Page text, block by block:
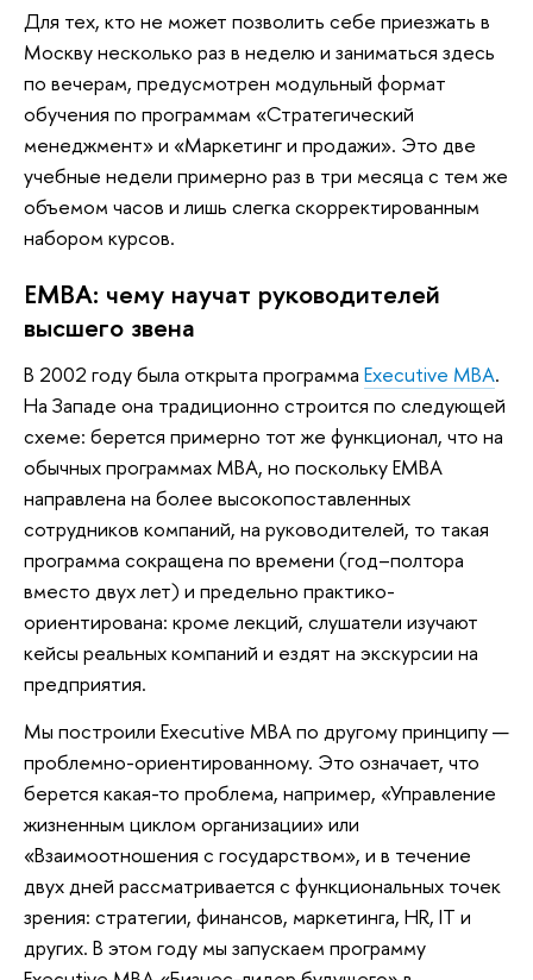
Для тех, кто не может позволить себе приезжать в
Москву несколько раз в неделю и заниматься здесь
по вечерам, предусмотрен модульный формат
обучения по программам «Стратегический
менеджмент» и «Маркетинг и продажи». Это две
учебные недели примерно раз в три месяца с тем же
объемом часов и лишь слегка скорректированным
набором курсов.
EMBA: чему научат руководителей
высшего звена
В 2002 году была открыта программа Executive MBA.
На Западе она традиционно строится по следующей
схеме: берется примерно тот же функционал, что на
обычных программах MBA, но поскольку EMBA
направлена на более высокопоставленных
сотрудников компаний, на руководителей, то такая
программа сокращена по времени (год–полтора
вместо двух лет) и предельно практико-
ориентирована: кроме лекций, слушатели изучают
кейсы реальных компаний и ездят на экскурсии на
предприятия.
Мы построили Executive MBA по другому принципу —
проблемно-ориентированному. Это означает, что
берется какая-то проблема, например, «Управление
жизненным циклом организации» или
«Взаимоотношения с государством», и в течение
двух дней рассматривается с функциональных точек
зрения: стратегии, финансов, маркетинга, HR, IT и
других. В этом году мы запускаем программу